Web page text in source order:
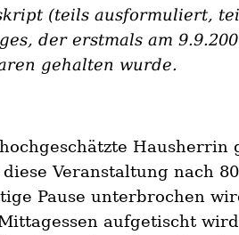
(teils ausformuliert,
der erstmals am
gehalten wurde.
Hausherrin
Veranstaltung nach 80
Pause unterbrochen
aufgetischt